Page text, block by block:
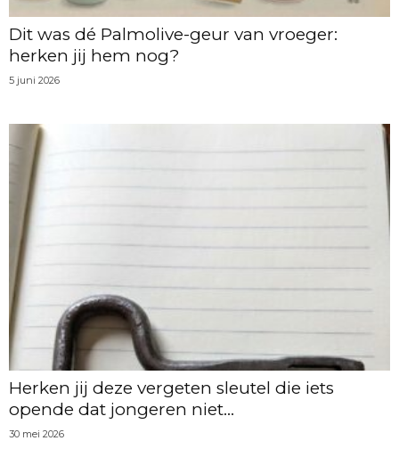
Dit was dé Palmolive-geur van vroeger:
herken jij hem nog?
5 juni 2026
Herken jij deze vergeten sleutel die iets
opende dat jongeren niet...
30 mei 2026